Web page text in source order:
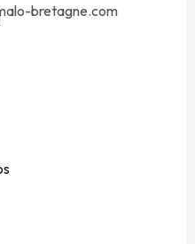
bretagne.com